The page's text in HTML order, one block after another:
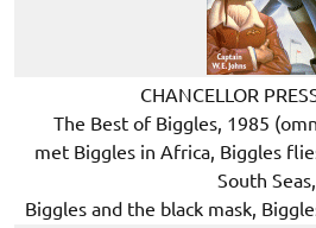
CHANCELLOR
The Best of Biggles, 1985
met Biggles in Africa, Biggles
South Seas,
Biggles and the black mask,